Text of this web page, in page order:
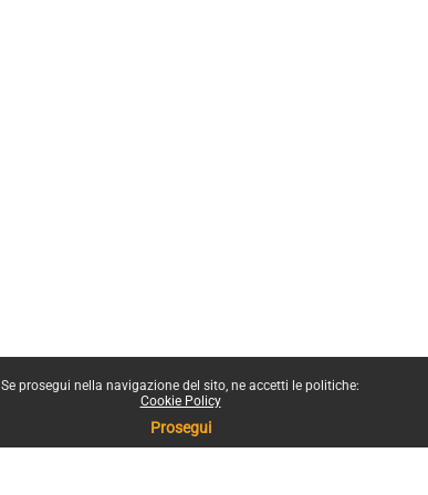
Se prosegui nella navigazione del sito, ne accetti le politiche:
Cookie Policy
Prosegui